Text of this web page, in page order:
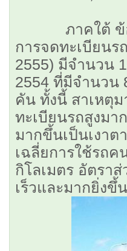
ภาคใต้ ข้อมู
การจดทะเบียน
2555) มีจำนวน
2554 ที่มีจำนวน
คัน ทั้งนี้ สาเหตุ
ทะเบียนรถสูงมา
มากขึ้นเป็นเงา
เฉลี่ยการใช้รถ
กิโลเมตร อัตรา
เร็วและมากยิ่งขึ้น